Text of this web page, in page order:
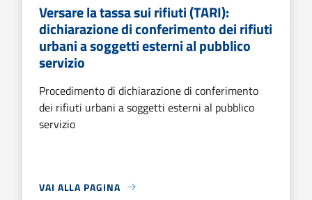
Versare la tassa sui rifiuti (TARI):
dichiarazione di conferimento dei rifiuti
urbani a soggetti esterni al pubblico
servizio
Procedimento di dichiarazione di conferimento
dei rifiuti urbani a soggetti esterni al pubblico
servizio
VAI ALLA PAGINA